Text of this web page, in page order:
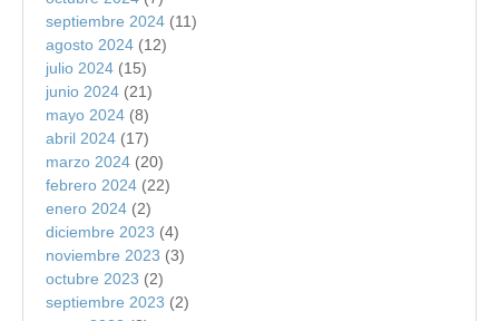
septiembre 2024 (11)
agosto 2024 (12)
julio 2024 (15)
junio 2024 (21)
mayo 2024 (8)
abril 2024 (17)
marzo 2024 (20)
febrero 2024 (22)
enero 2024 (2)
diciembre 2023 (4)
noviembre 2023 (3)
octubre 2023 (2)
septiembre 2023 (2)